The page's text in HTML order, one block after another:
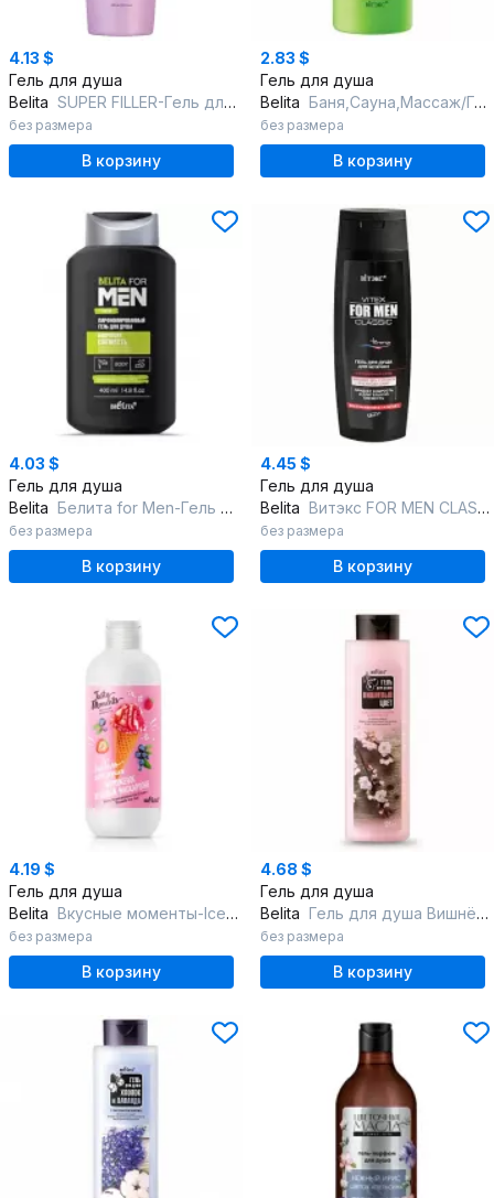
4.13 $
Гель для душа
Belita SUPER FILLER-Гель для душа Двойное Увлажнение
без размера
В корзину
2.83 $
Гель для душа
Belita Баня,Сауна,Массаж/Гель-душ+шампунь "Березовый"
без размера
В корзину
4.03 $
Гель для душа
Belita Белита for Men-Гель д/душа "Бодрящая свежесть" парфюмированный
без размера
В корзину
4.45 $
Гель для душа
Belita Витэкс FOR MEN CLASSIC-Гель д/душа д/муж. Ежедневный уход,НОВЫЙ
без размера
В корзину
4.19 $
Гель для душа
Belita Вкусные моменты-IceГель д/душа Мороженое Ягодный маскарпоне
без размера
В корзину
4.68 $
Гель для душа
Belita Гель для душа Вишнёвый цвет
без размера
В корзину